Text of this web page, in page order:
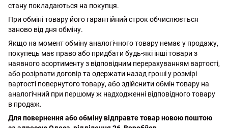
стану покладаються на покупця.
При обміні товару його гарантійний строк обчислюється
заново від дня обміну.
Якщо на момент обміну аналогічного товару немає у продажу,
покупець має право або придбати будь-які інші товари з
наявного асортименту з відповідним перерахуванням вартості,
або розірвати договір та одержати назад гроші у розмірі
вартості повернутого товару, або здійснити обмін товару на
аналогічний при першому ж надходженні відповідного товару
в продаж.
Для повернення або обміну відправте товар новою поштою